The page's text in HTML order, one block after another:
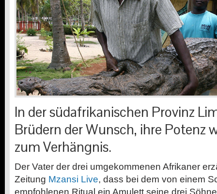
In der südafrikanischen Provinz
Brüdern der Wunsch, ihre Potenz
zum Verhängnis.
Der Vater der drei umgekommenen Afrikaner
Zeitung Mzansi Live, dass bei dem von einem
empfohlenen Ritual ein Amulett seine drei